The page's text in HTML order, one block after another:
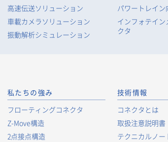
高速伝送ソリューション
車載カメラソリューション
振動解析シミュレーション
パワートレイン
インフォテイ
クタ
私たちの強み
フローティングコネクタ
Z-Move構造
2点接点構造
技術情報
コネクタとは
取扱注意説明書
テクニカルノー